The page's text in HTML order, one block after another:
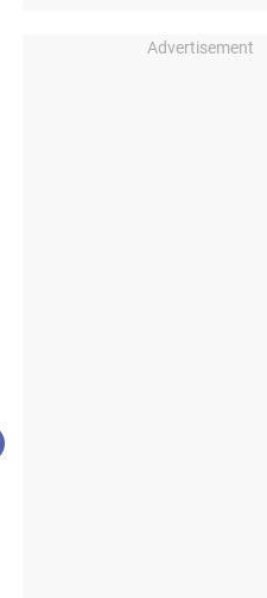
Advertisement